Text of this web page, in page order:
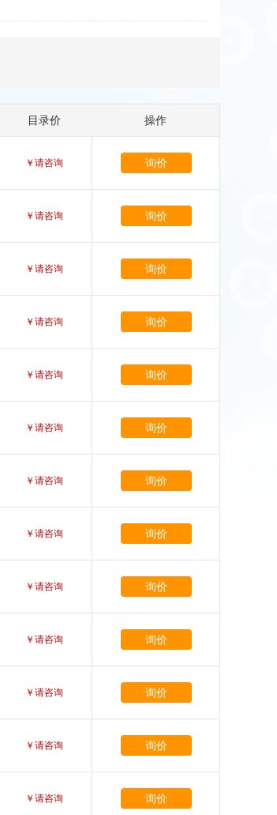
Science
目录价 操作
￥请咨询 询价
￥请咨询 询价
￥请咨询 询价
￥请咨询 询价
￥请咨询 询价
￥请咨询 询价
￥请咨询 询价
￥请咨询 询价
￥请咨询 询价
￥请咨询 询价
￥请咨询 询价
￥请咨询 询价
￥请咨询 询价